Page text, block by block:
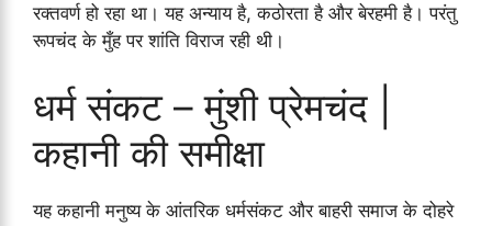
रक्तवर्ण हो रहा था। यह अन्याय है, कठोरता है और बेरहमी है। परंतु
रूपचंद के मुँह पर शांति विराज रही थी।
धर्म संकट – मुंशी प्रेमचंद |
कहानी की समीक्षा
यह कहानी मनुष्य के आंतरिक धर्मसंकट और बाहरी समाज के दोहरे